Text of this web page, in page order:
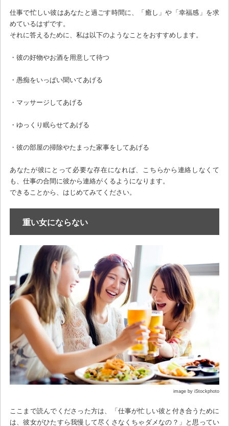
仕事で忙しい彼はあなたと過ごす時間に、「癒し」や「幸福感」を求
めているはずです。
それに答えるために、私は以下のようなことをおすすめします。
・彼の好物やお酒を用意して待つ
・愚痴をいっぱい聞いてあげる
・マッサージしてあげる
・ゆっくり眠らせてあげる
・彼の部屋の掃除やたまった家事をしてあげる
あなたが彼にとって必要な存在になれば、こちらから連絡しなくて
も、仕事の合間に彼から連絡がくるようになります。
できることから、はじめてみてください。
重い女にならない
image by iStockphoto
ここまで読んでくださった方は、「仕事が忙しい彼と付き合うために
は、彼女がひたすら我慢して尽くさなくちゃダメなの？」と思ってい